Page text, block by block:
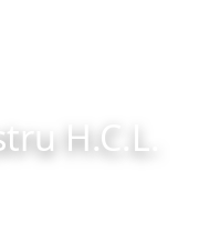
H.C.L.